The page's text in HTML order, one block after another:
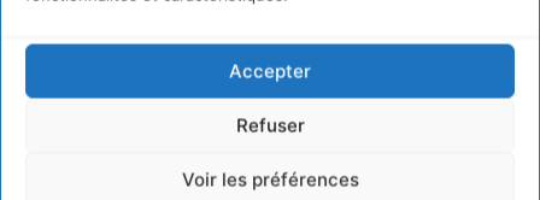
Accepter
Refuser
Voir les préférences
accompagne la crise financière
une lecture biologique prudente mais indispensable de
nos comportements de primates grégaires peut nous aider
deuxième partie explorera des outils qui permettent